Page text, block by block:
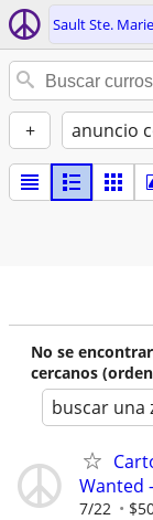
Sault Ste.
+ anuncio
No se
cercanos
buscar una
Wanted
7/22